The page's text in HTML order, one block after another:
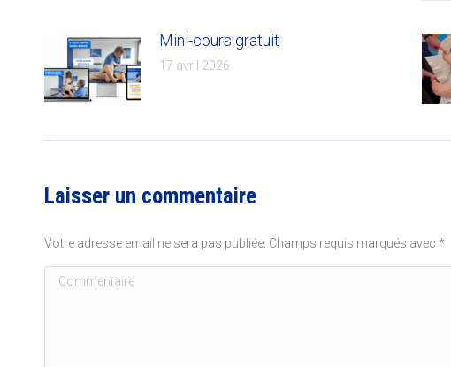
Mini-cours gratuit
17 avril 2026
Laisser un commentaire
Votre adresse email ne sera pas publiée. Champs requis marqués avec *
Commentaire